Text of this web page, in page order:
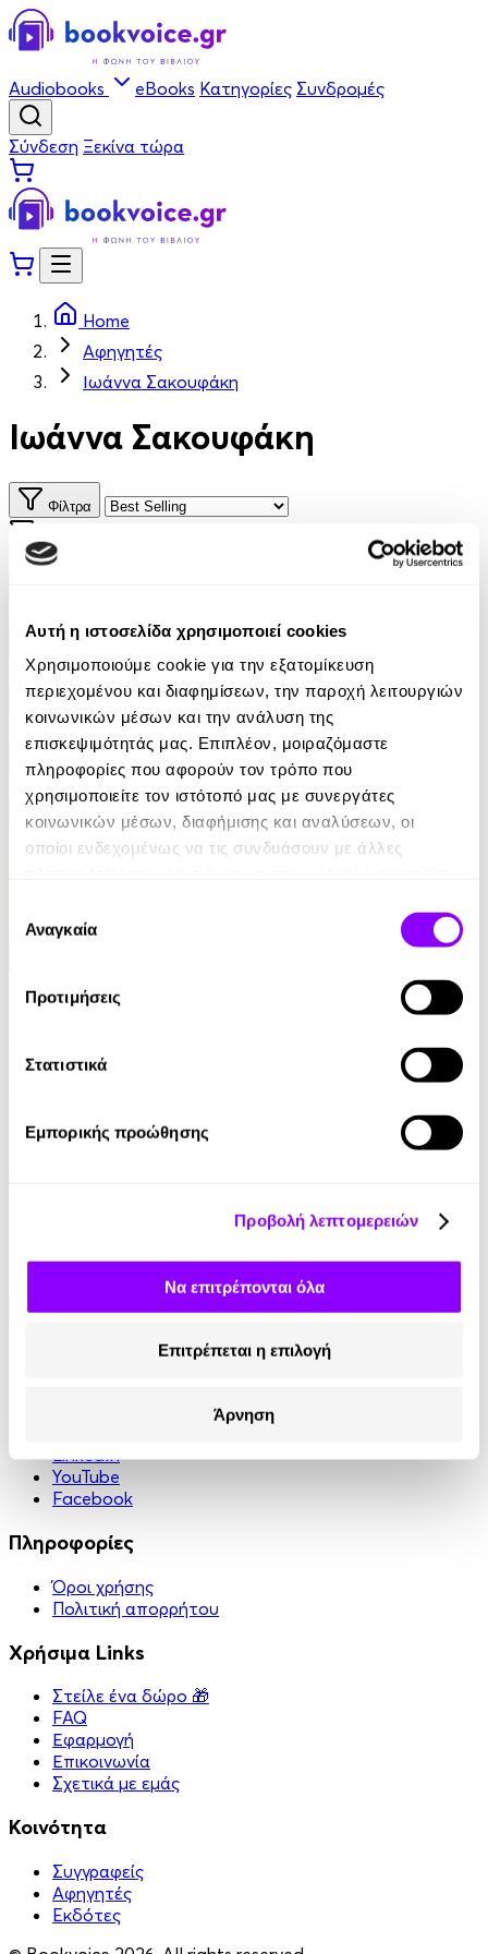
Αυτή η ιστοσελίδα χρησιμοποιεί cookies
Χρησιμοποιούμε cookie για την εξατομίκευση
περιεχομένου και διαφημίσεων, την παροχή λειτουργιών
κοινωνικών μέσων και την ανάλυση της
επισκεψιμότητάς μας. Επιπλέον, μοιραζόμαστε
πληροφορίες που αφορούν τον τρόπο που
χρησιμοποιείτε τον ιστότοπό μας με συνεργάτες
κοινωνικών μέσων, διαφήμισης και αναλύσεων, οι
οποίοι ενδεχομένως να τις συνδυάσουν με άλλες
των υπηρεσιών τους.
συγκατάθεσης
Αναγκαία
Προτιμήσεις
Στατιστικά
Εμπορικής προώθησης
Προβολή λεπτομερειών
Να επιτρέπονται όλα
Επιτρέπεται η επιλογή
Άρνηση
Audiobooks eBooks Κατηγορίες Συνδρομές
Σύνδεση Ξεκίνα τώρα
Home
Αφηγητές
Ιωάννα Σακουφάκη
Ιωάννα Σακουφάκη
Φίλτρα
Φίλτρα
Εκδοτικοί οίκοι
Audiobook • 1 Credit
Μαρίνα Βογοπούλου
LinkedIn
YouTube
Facebook
Πληροφορίες
Όροι χρήσης
Πολιτική απορρήτου
Χρήσιμα Links
Στείλε ένα δώρο 🎁
FAQ
Εφαρμογή
Επικοινωνία
Σχετικά με εμάς
Κοινότητα
Συγγραφείς
Αφηγητές
Eκδότες